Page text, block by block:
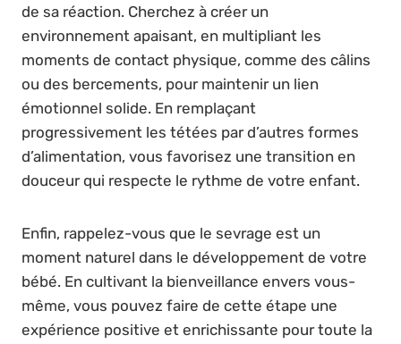
de sa réaction. Cherchez à créer un
environnement apaisant, en multipliant les
moments de contact physique, comme des câlins
ou des bercements, pour maintenir un lien
émotionnel solide. En remplaçant
progressivement les tétées par d’autres formes
d’alimentation, vous favorisez une transition en
douceur qui respecte le rythme de votre enfant.
Enfin, rappelez-vous que le sevrage est un
moment naturel dans le développement de votre
bébé. En cultivant la bienveillance envers vous-
même, vous pouvez faire de cette étape une
expérience positive et enrichissante pour toute la